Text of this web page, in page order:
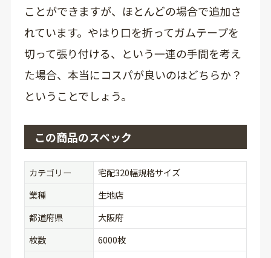
ことができますが、ほとんどの場合で追加さ
れています。やはり口を折ってガムテープを
切って張り付ける、という一連の手間を考え
た場合、本当にコスパが良いのはどちらか？
ということでしょう。
この商品のスペック
カテゴリー
宅配320幅規格サイズ
業種
生地店
都道府県
大阪府
枚数
6000枚